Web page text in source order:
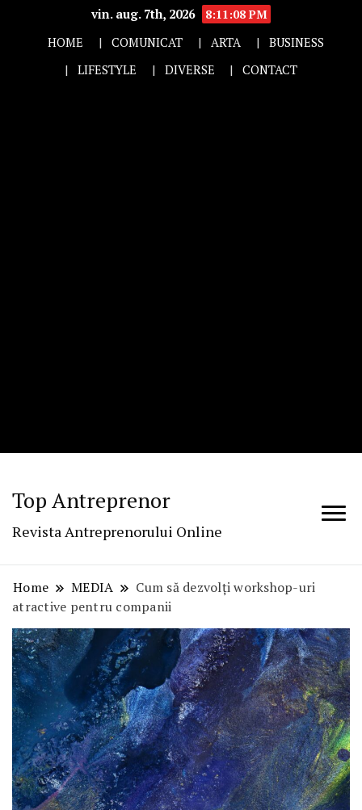
vin. aug. 7th, 2026
8:11:09 PM
HOME
COMUNICAT ARTA
BUSINESS
LIFESTYLE
DIVERSE CONTACT
Top Antreprenor
Revista Antreprenorului Online
Home MEDIA
Cum să dezvolți workshop-uri
atractive pentru companii